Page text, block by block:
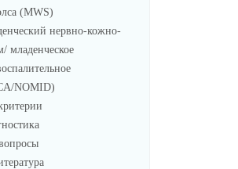
(MWS)
нервно-кожно-
младенческое
NOMID)